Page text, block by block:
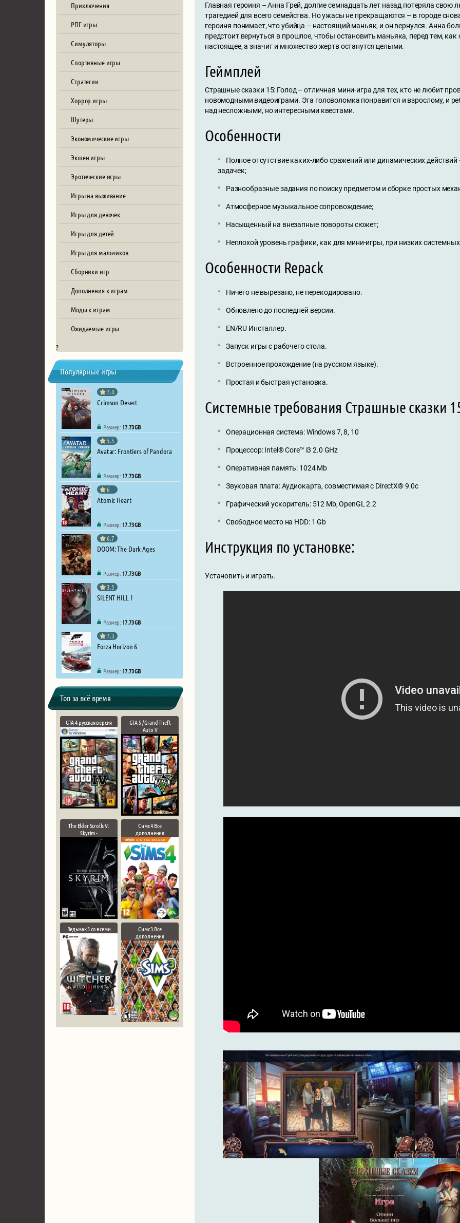
Приключения
РПГ игры
Симуляторы
Спортивные игры
Стратегии
Хоррор игры
Шутеры
Экономические игры
Экшен игры
Эротические игры
Игры на выживание
Игры для девочек
Игры для детей
Игры для мальчиков
Сборники игр
Дополнения к играм
Моды к играм
Ожидаемые игры
?
Популярные игры
7.4
Crimson Desert
Размер: 17.73 GB
5.5
Avatar: Frontiers of Pandora
Размер: 17.73 GB
6
Atomic Heart
Размер: 17.73 GB
6.7
DOOM: The Dark Ages
Размер: 17.73 GB
3.5
SILENT HILL f
Размер: 17.73 GB
7.3
Forza Horizon 6
Размер: 17.73 GB
Топ за всё время
GTA 4 русская версия
GTA 5 / Grand Theft
Auto V
The Elder Scrolls V:
Skyrim -
Симс 4 Все
дополнения
Ведьмак 3 со всеми
Симс 3 Все
дополнения
Главная героиня – Анна Грей, долгие семнадцать лет назад потеряла
трагедией для всего семейства. Но ужасы не прекращаются – в городе
героиня понимает, что убийца – настоящий маньяк, и он вернулся. Анна
предстоит вернуться в прошлое, чтобы остановить маньяка, перед тем,
настоящее, а значит и множество жертв останутся целыми.
Геймплей
Страшные сказки 15: Голод – отличная мини-игра для тех, кто не любит
новомодными видеоиграми. Эта головоломка понравится и взрослому, и
над несложными, но интересными квестами.
Особенности
Полное отсутствие каких-либо сражений или динамических
задачек;
Разнообразные задания по поиску предметом и сборке простых
Атмосферное музыкальное сопровождение;
Насыщенный на внезапные повороты сюжет;
Неплохой уровень графики, как для мини-игры, при низких
Особенности Repack
Ничего не вырезано, не перекодировано.
Обновлено до последней версии.
EN/RU Инсталлер.
Запуск игры с рабочего стола.
Встроенное прохождение (на русском языке).
Простая и быстрая установка.
Системные требования Страшные сказки
Операционная система: Windows 7, 8, 10
Процессор: Intel® Core™ i3 2.0 GHz
Оперативная память: 1024 Mb
Звуковая плата: Аудиокарта, совместимая с DirectX® 9.0с
Графический ускоритель: 512 Mb, OpenGL 2.2
Свободное место на HDD: 1 Gb
Инструкция по установке:
Установить и играть.